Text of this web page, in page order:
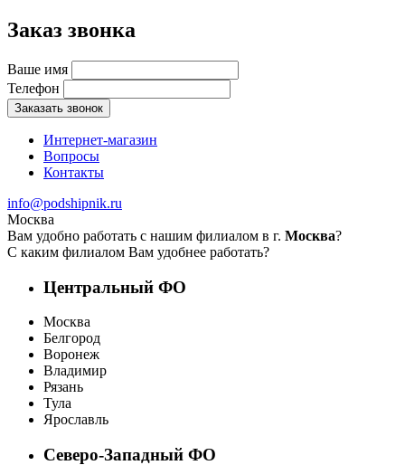
Заказ звонка
Ваше имя
Телефон
Заказать звонок
Интернет-магазин
Вопросы
Контакты
info@podshipnik.ru
Москва
Вам удобно работать с нашим филиалом в г. Москва?
С каким филиалом Вам удобнее работать?
Центральный ФО
Москва
Белгород
Воронеж
Владимир
Рязань
Тула
Ярославль
Северо-Западный ФО